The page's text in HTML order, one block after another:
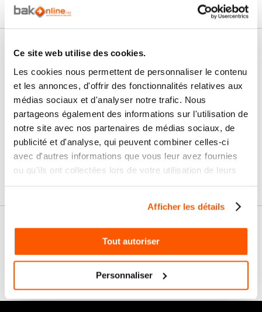
Ce site web utilise des cookies.
Les cookies nous permettent de personnaliser le contenu
et les annonces, d'offrir des fonctionnalités relatives aux
médias sociaux et d'analyser notre trafic. Nous
partageons également des informations sur l'utilisation de
notre site avec nos partenaires de médias sociaux, de
publicité et d'analyse, qui peuvent combiner celles-ci
avec d'autres informations que vous leur avez fournies
ou qu'ils ont collectées lors de votre utilisation de leurs
Afficher les détails
Tout autoriser
Personnaliser
Nos services
Paiement
100% sécurisé
Paiement en
3x sans frais
Livraison
24/72H
SAV & Retours
Nos conseils
FAQ